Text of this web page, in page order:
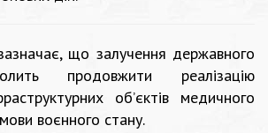
що залучення державного
продовжити реалізацію
об’єктів медичного
воєнного стану.